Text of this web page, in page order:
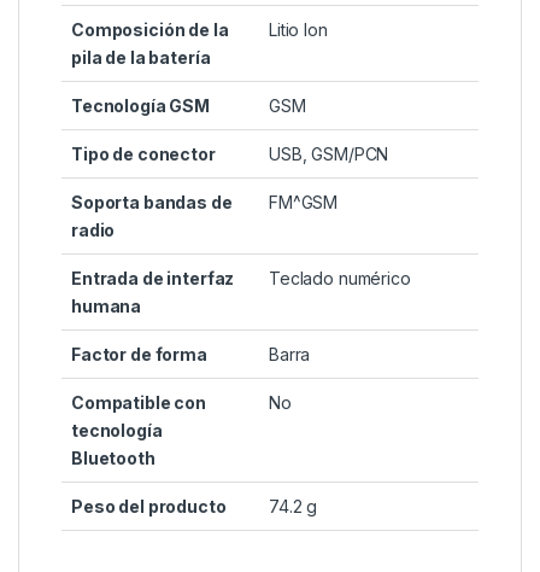
Composición de la
pila de la batería
‎Litio Ion
Tecnología GSM ‎GSM
Tipo de conector ‎USB, GSM/PCN
Soporta bandas de
radio
‎FM^GSM
Entrada de interfaz
humana
‎Teclado numérico
Factor de forma ‎Barra
Compatible con
tecnología
Bluetooth
‎No
Peso del producto ‎74.2 g